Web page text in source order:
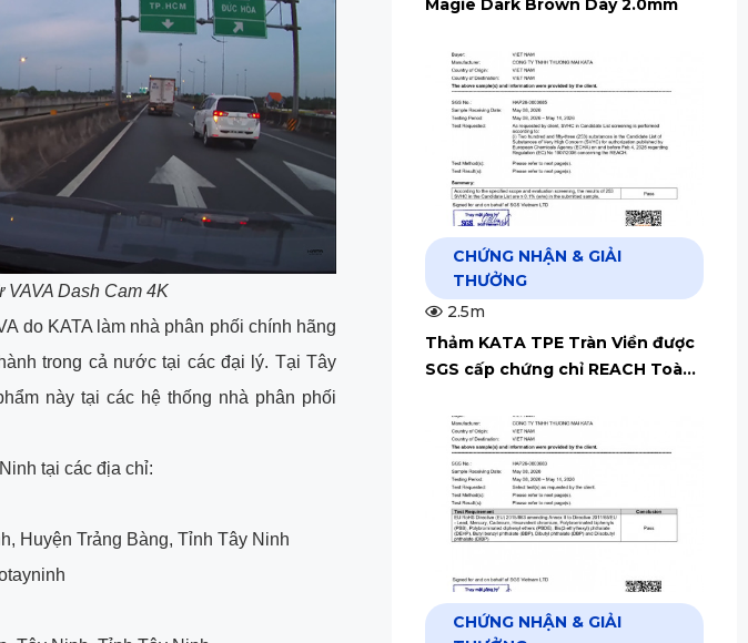
VAVA Dash Cam 4K
do KATA làm nhà phân phối chính hãng
trong cả nước tại các đại lý. Tại Tây
này tại các hệ thống nhà phân phối
tại các địa chỉ:
Huyện Trảng Bàng, Tỉnh Tây Ninh
Magie Dark Brown Dày 2.0mm
CHỨNG NHẬN & GIẢI
THƯỞNG
2.5m
Thảm KATA TPE Tràn Viền được
SGS cấp chứng chỉ REACH Toàn
CHỨNG NHẬN & GIẢI